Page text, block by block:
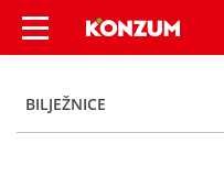
Bilježnica
BILJEŽNICE